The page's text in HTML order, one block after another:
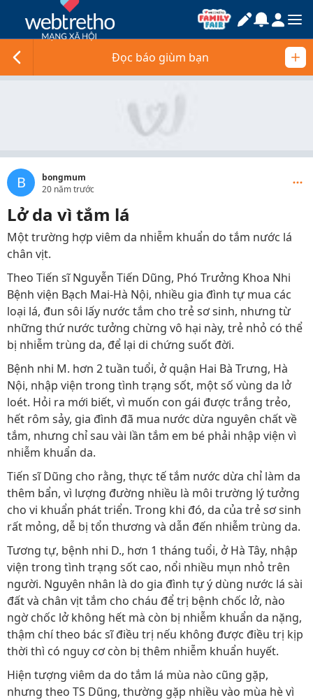
Đọc báo giùm bạn
B
bongmum
20 năm trước
Lở da vì tắm lá
Một trường hợp viêm da nhiễm khuẩn do tắm nước lá
chân vịt.
Theo Tiến sĩ Nguyễn Tiến Dũng, Phó Trưởng Khoa Nhi
Bệnh viện Bạch Mai-Hà Nội, nhiều gia đình tự mua các
loại lá, đun sôi lấy nước tắm cho trẻ sơ sinh, nhưng từ
những thứ nước tưởng chừng vô hại này, trẻ nhỏ có thể
bị nhiễm trùng da, để lại di chứng suốt đời.
Bệnh nhi M. hơn 2 tuần tuổi, ở quận Hai Bà Trưng, Hà
Nội, nhập viện trong tình trạng sốt, một số vùng da lở
loét. Hỏi ra mới biết, vì muốn con gái được trắng trẻo,
hết rôm sảy, gia đình đã mua nước dừa nguyên chất về
tắm, nhưng chỉ sau vài lần tắm em bé phải nhập viện vì
nhiễm khuẩn da.
Tiến sĩ Dũng cho rằng, thực tế tắm nước dừa chỉ làm da
thêm bẩn, vì lượng đường nhiều là môi trường lý tưởng
cho vi khuẩn phát triển. Trong khi đó, da của trẻ sơ sinh
rất mỏng, dễ bị tổn thương và dẫn đến nhiễm trùng da.
Tương tự, bệnh nhi D., hơn 1 tháng tuổi, ở Hà Tây, nhập
viện trong tình trạng sốt cao, nổi nhiều mụn nhỏ trên
người. Nguyên nhân là do gia đình tự ý dùng nước lá sài
đất và chân vịt tắm cho cháu để trị bệnh chốc lở, nào
ngờ chốc lở không hết mà còn bị nhiễm khuẩn da nặng,
thậm chí theo bác sĩ điều trị nếu không được điều trị kịp
thời thì có nguy cơ còn bị thêm nhiễm khuẩn huyết.
Hiện tượng viêm da do tắm lá mùa nào cũng gặp,
nhưng theo TS Dũng, thường gặp nhiều vào mùa hè vì